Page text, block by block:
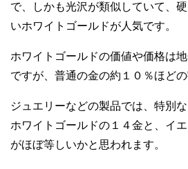
で、しかも光沢が類似していて、
いホワイトゴールドが人気です。
ホワイトゴールドの価値や価格は
ですが、普通の金の約１０％ほどの
ジュエリーなどの製品では、特別
ホワイトゴールドの１４金と、イ
がほぼ等しいかと思われます。